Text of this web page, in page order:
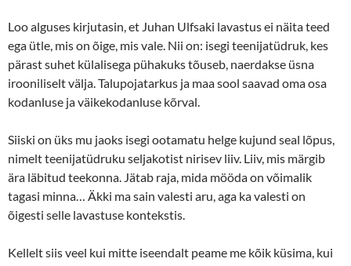
Loo alguses kirjutasin, et Juhan Ulfsaki lavastus ei näita teed
ega ütle, mis on õige, mis vale. Nii on: isegi teenijatüdruk, kes
pärast suhet külalisega pühakuks tõuseb, naerdakse üsna
irooniliselt välja. Talupojatarkus ja maa sool saavad oma osa
kodanluse ja väikekodanluse kõrval.
Siiski on üks mu jaoks isegi ootamatu helge kujund seal lõpus,
nimelt teenijatüdruku seljakotist nirisev liiv. Liiv, mis märgib
ära läbitud teekonna. Jätab raja, mida mööda on võimalik
tagasi minna… Äkki ma sain valesti aru, aga ka valesti on
õigesti selle lavastuse kontekstis.
Kellelt siis veel kui mitte iseendalt peame me kõik küsima, kui